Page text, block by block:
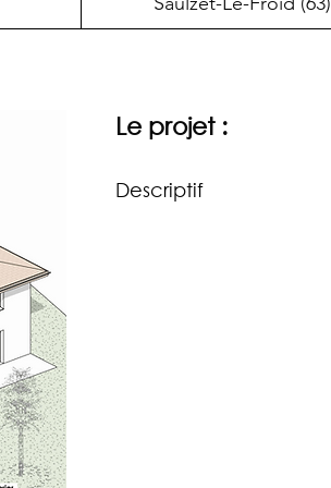
Le projet :
Descriptif